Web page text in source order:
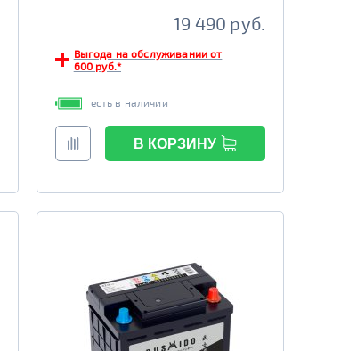
19 490 руб.
Выгода на обслуживании от
600 руб.*
есть в наличии
В КОРЗИНУ